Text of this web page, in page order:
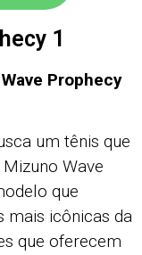
1
Prophecy
um tênis que
Wave
que
mais icônicas da
que oferecem